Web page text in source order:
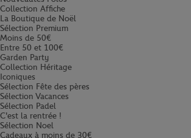
Collection Affiche
La Boutique de Noël
Sélection Premium
Moins de 50€
Entre 50 et 100€
Garden Party
Collection Héritage
Iconiques
Sélection Fête des pères
Sélection Vacances
Sélection Padel
C'est la rentrée !
Sélection Noel
Cadeaux à moins de 30€